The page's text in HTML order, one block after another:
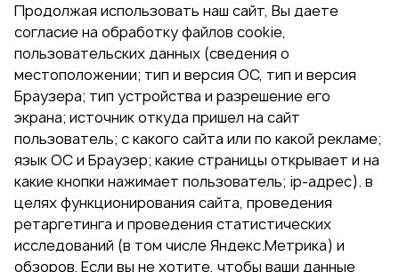
Продолжая использовать наш сайт, Вы даете
согласие на обработку файлов cookie,
пользовательских данных (сведения о
местоположении; тип и версия ОС, тип и версия
Браузера; тип устройства и разрешение его
экрана; источник откуда пришел на сайт
пользователь; с какого сайта или по какой рекламе;
язык ОС и Браузер; какие страницы открывает и на
какие кнопки нажимает пользователь; ip-адрес). в
целях функционирования сайта, проведения
ретаргетинга и проведения статистических
исследований (в том числе Яндекс.Метрика) и
обзоров. Если вы не хотите, чтобы ваши данные